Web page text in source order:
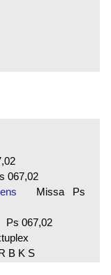
Missa Ps
067,02
K S